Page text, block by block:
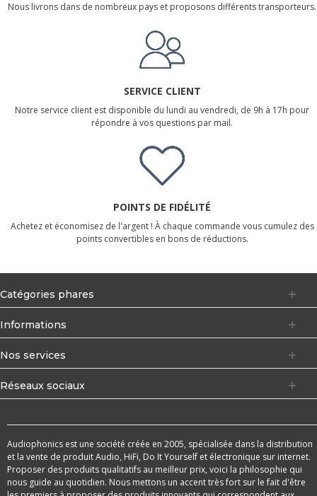
Nous livrons dans de nombreux pays et proposons différents transporteurs.
SERVICE CLIENT
Notre service client est disponible du lundi au vendredi, de 9h à 17h pour
répondre à vos questions par mail.
POINTS DE FIDÉLITÉ
Achetez et économisez de l'argent ! À chaque commande vous cumulez des
points convertibles en bons de réductions.
Catégories phares
Informations
Nos services
Réseaux sociaux
Audiophonics est une société créée en 2005, spécialisée dans la distribution
et la vente de produit Audio, HiFi, Do It Yourself et électronique sur internet.
Proposer des produits qualitatifs au meilleur prix, voici la philosophie qui
nous guide au quotidien. Nous mettons un accent très fort sur le fait d'être